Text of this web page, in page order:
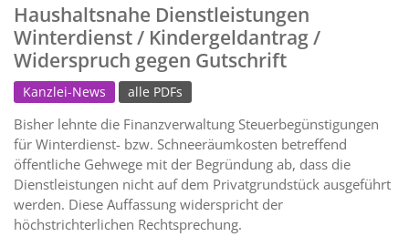
Haushaltsnahe Dienstleistungen
Winterdienst / Kindergeldantrag /
Widerspruch gegen Gutschrift
Kanzlei-News alle PDFs
Bisher lehnte die Finanzverwaltung Steuerbegünstigungen
für Winterdienst- bzw. Schneeräumkosten betreffend
öffentliche Gehwege mit der Begründung ab, dass die
Dienstleistungen nicht auf dem Privatgrundstück ausgeführt
werden. Diese Auffassung widerspricht der
höchstrichterlichen Rechtsprechung.